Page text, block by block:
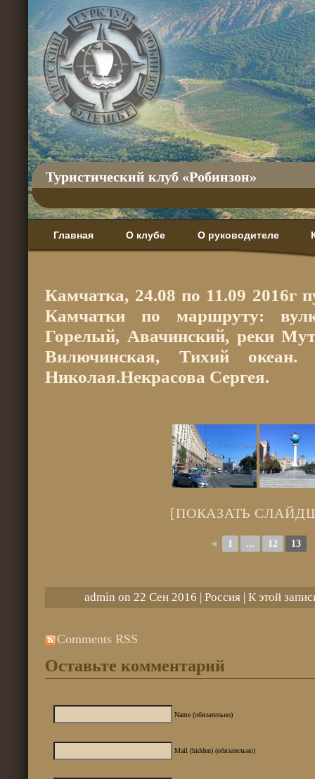
Туристический клуб «Робинзон»
Главная О клубе О руководителе
Камчатка, 24.08 по 11.09 2016г
Камчатки по маршруту:
Горелый, Авачинский, реки
Вилючинская, Тихий
Николая.Некрасова Сергея.
[ПОКАЗАТЬ
◄ 1 ... 12 13
admin on 22 Сен 2016 | Россия| К этой
Comments RSS
Оставьте комментарий
Name (обязательно)
Mail (hidden) (обязательно)